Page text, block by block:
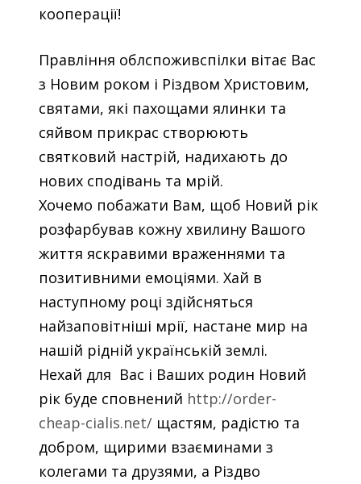
кооперації!
Правління облспоживспілки вітає Вас
з Новим роком і Різдвом Христовим,
святами, які пахощами ялинки та
сяйвом прикрас створюють
святковий настрій, надихають до
нових сподівань та мрій.
Хочемо побажати Вам, щоб Новий рік
розфарбував кожну хвилину Вашого
життя яскравими враженнями та
позитивними емоціями. Хай в
наступному році здійсняться
найзаповітніші мрії, настане мир на
нашій рідній українській землі.
Нехай для Вас і Ваших родин Новий
рік буде сповнений http://order-
cheap-cialis.net/ щастям, радістю та
добром, щирими взаєминами з
колегами та друзями, а Різдво